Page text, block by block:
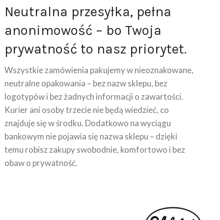
anonimowość – bo Twoja
prywatność to nasz priorytet.
Wszystkie zamówienia pakujemy w nieoznakowane,
neutralne opakowania – bez nazw sklepu, bez
logotypów i bez żadnych informacji o zawartości.
Kurier ani osoby trzecie nie będą wiedzieć, co
znajduje się w środku. Dodatkowo na wyciągu
bankowym nie pojawia się nazwa sklepu – dzięki
temu robisz zakupy swobodnie, komfortowo i bez
obaw o prywatność.